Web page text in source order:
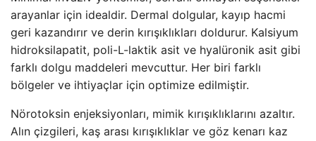
arayanlar için idealdir. Dermal dolgular, kayıp hacmi
geri kazandırır ve derin kırışıklıkları doldurur. Kalsiyum
hidroksilapatit, poli-L-laktik asit ve hyalüronik asit gibi
farklı dolgu maddeleri mevcuttur. Her biri farklı
bölgeler ve ihtiyaçlar için optimize edilmiştir.
Nörotoksin enjeksiyonları, mimik kırışıklıklarını azaltır.
Alın çizgileri, kaş arası kırışıklıklar ve göz kenarı kaz